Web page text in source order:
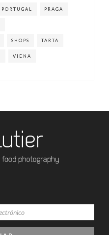
PORTUGAL PRAGA
SHOPS TARTA
VIENA